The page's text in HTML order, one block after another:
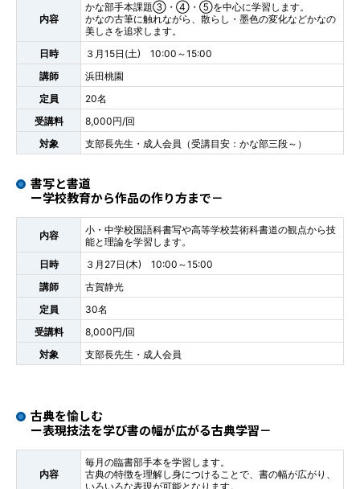
内容
かな部手本課題③・④・⑤を中心に学習します。
かなの古筆に触れながら、散らし・墨色の変化などかなの
美しさを追求します。
日時
３月15日(土) 10:00～15:00
講師
浜田桃園
定員
20名
受講料
8,000円/回
対象
支部長先生・成人会員（受講目安：かな部三段～）
書写と書道
ー学校教育から作品の作り方まで－
内容
小・中学校国語科書写や高等学校芸術科書道の観点から技
能と理論を学習します。
日時
３月27日(木) 10:00～15:00
講師
古賀静光
定員
30名
受講料
8,000円/回
対象
支部長先生・成人会員
古典を愉しむ
ー表現技法を学び書の幅が広がる古典学習－
内容
毎月の臨書部手本を学習します。
古典の特徴を理解し身につけることで、書の幅が広がり、
いろいろな表現が可能となります。